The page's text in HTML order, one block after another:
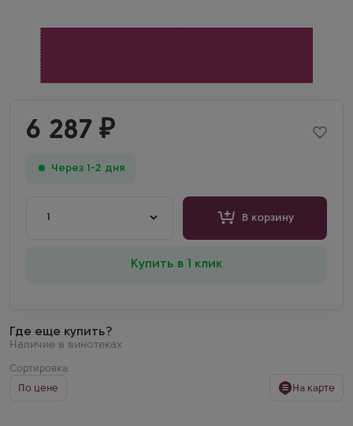
6 287 ₽
Через 1-2 дня
1 В корзину
Купить в 1 клик
Где еще купить?
Наличие в винотеках
Сортировка
По цене
На карте